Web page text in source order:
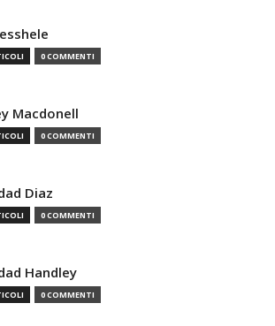
0 COMMENTI
Macdonell
0 COMMENTI
Diaz
0 COMMENTI
Handley
0 COMMENTI